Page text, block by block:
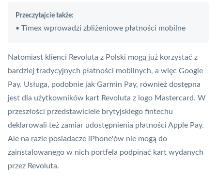
Przeczytajcie także:
• Timex wprowadzi zbliżeniowe płatności mobilne
Natomiast klienci Revoluta z Polski mogą już korzystać z
bardziej tradycyjnych płatności mobilnych, a więc Google
Pay. Usługa, podobnie jak Garmin Pay, również dostępna
jest dla użytkowników kart Revoluta z logo Mastercard. W
przeszłości przedstawiciele brytyjskiego fintechu
deklarowali też zamiar udostępnienia płatności Apple Pay.
Ale na razie posiadacze iPhone'ów nie mogą do
zainstalowanego w nich portfela podpinać kart wydanych
przez Revoluta.